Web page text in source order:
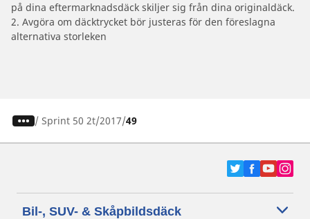
på dina eftermarknadsdäck skiljer sig från dina originaldäck.
2. Avgöra om däcktrycket bör justeras för den föreslagna
alternativa storleken
/ Sprint 50 2t 2017 49
Bil-, SUV- & Skåpbildsdäck